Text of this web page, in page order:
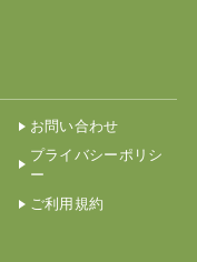
お問い合わせ
プライバシーポリシ
ー
ご利用規約